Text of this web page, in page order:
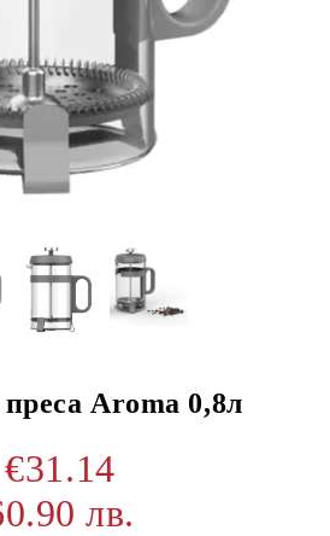
Aroma 0,8л
€31.14
лв.